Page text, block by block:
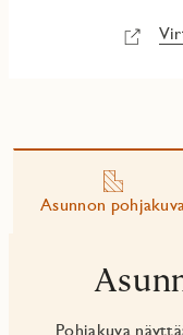
Asunnon
Pohjakuva